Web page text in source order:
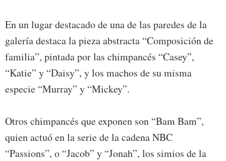
En un lugar destacado de una de las paredes de la
galería destaca la pieza abstracta “Composición de
familia”, pintada por las chimpancés “Casey”,
“Katie” y “Daisy”, y los machos de su misma
especie “Murray” y “Mickey”.
Otros chimpancés que exponen son “Bam Bam”,
quien actuó en la serie de la cadena NBC
“Passions”, o “Jacob” y “Jonah”, los simios de la